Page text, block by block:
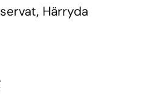
Härryda